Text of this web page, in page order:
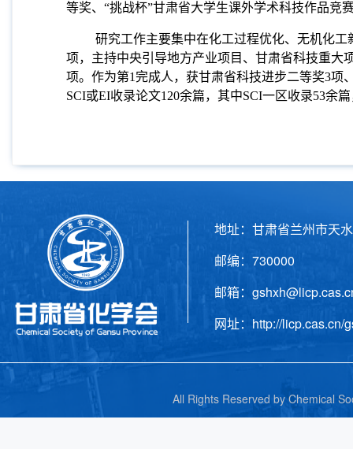
等奖、“挑战杯”甘肃省大学生课外学术科技作品竞
研究工作主要集中在化工过程优化、无机化
项，主持中央引导地方产业项目、甘肃省科技重大
项。作为第1完成人，获甘肃省科技进步二等奖3项
SCI或EI收录论文120余篇，其中SCI一区收录53余
地址：甘肃省兰州市天
邮编：730000 电
邮箱：
网址：http://licp.cas.cn/
All Rights Reserved by Chemical